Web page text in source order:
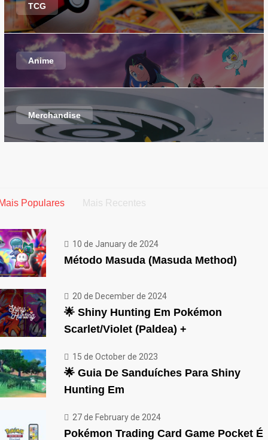
TCG
Anime
Merchandise
Populares Mais Recentes
10 de January de 2024
Método Masuda (Masuda Method)
20 de December de 2024
🌟 Shiny Hunting Em Pokémon
Scarlet/Violet (Paldea) +
15 de October de 2023
🌟 Guia De Sanduíches Para Shiny
Hunting Em
27 de February de 2024
Pokémon Trading Card Game Pocket É